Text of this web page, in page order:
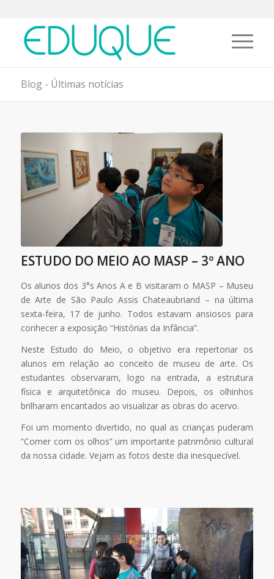
Blog - Últimas notícias
ESTUDO DO MEIO AO MASP – 3º ANO
Os alunos dos 3°s Anos A e B visitaram o MASP – Museu
de Arte de São Paulo Assis Chateaubriand – na última
sexta-feira, 17 de junho. Todos estavam ansiosos para
conhecer a exposição “Histórias da Infância”.
Neste Estudo do Meio, o objetivo era repertoriar os
alunos em relação ao conceito de museu de arte. Os
estudantes observaram, logo na entrada, a estrutura
física e arquitetônica do museu. Depois, os olhinhos
brilharam encantados ao visualizar as obras do acervo.
Foi um momento divertido, no qual as crianças puderam
“Comer com os olhos” um importante patrimônio cultural
da nossa cidade. Vejam as fotos deste dia inesquecível.